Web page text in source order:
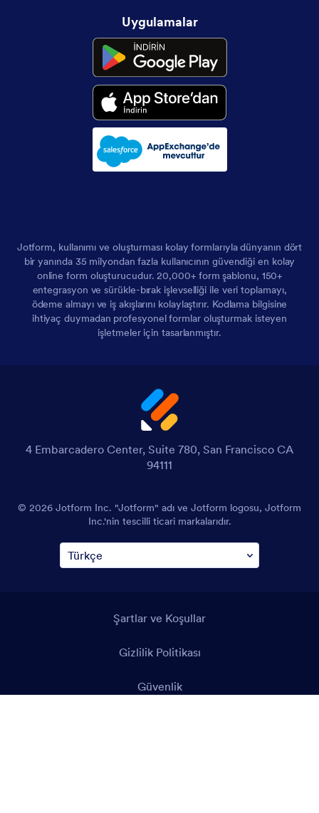
Uygulamalar
Jotform, kullanımı ve oluşturması kolay formlarıyla dünyanın dört
bir yanında 35 milyondan fazla kullanıcının güvendiği en kolay
online form oluşturucudur. 20,000+ form şablonu, 150+
entegrasyon ve sürükle-bırak işlevselliği ile veri toplamayı,
ödeme almayı ve iş akışlarını kolaylaştırır. Kodlama bilgisine
ihtiyaç duymadan profesyonel formlar oluşturmak isteyen
işletmeler için tasarlanmıştır.
4 Embarcadero Center, Suite 780, San Francisco CA
94111
© 2026 Jotform Inc. "Jotform" adı ve Jotform logosu, Jotform
Inc.'nin tescilli ticari markalarıdır.
Şartlar ve Koşullar
Gizlilik Politikası
Güvenlik